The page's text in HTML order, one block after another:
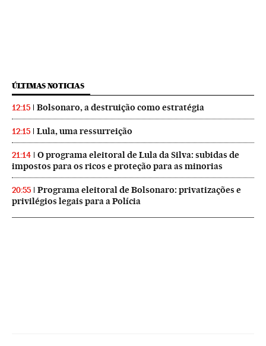
ÚLTIMAS NOTICIAS
12:15 Bolsonaro, a destruição como estratégia
12:15 Lula, uma ressurreição
21:14
O programa eleitoral de Lula da Silva: subidas de
impostos para os ricos e proteção para as minorias
20:55
Programa eleitoral de Bolsonaro: privatizações e
privilégios legais para a Polícia